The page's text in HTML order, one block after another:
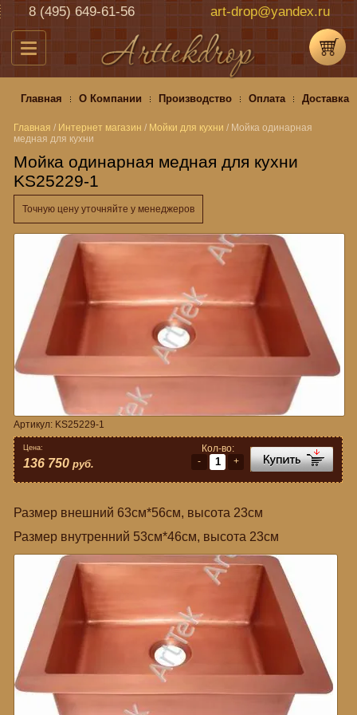
8 (495) 649-61-56 art-drop@yandex.ru
Главная О Компании Производство Оплата Доставка
Главная / Интернет магазин / Мойки для кухни / Мойка одинарная
медная для кухни
Мойка одинарная медная для кухни
KS25229-1
Точную цену уточняйте у менеджеров
Артикул: KS25229-1
Кол-во:
-
+
Цена:
136 750 руб.
Размер внешний 63см*56см, высота 23см
Размер внутренний 53см*46см, высота 23см